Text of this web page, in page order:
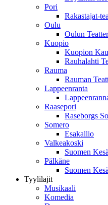
Pori
Rakastajat-
Oulu
Oulun
Kuopio
Kuopion
Rauhalahti
Rauma
Rauman
Lappeenranta
Raasepori
Raseborgs
Somero
Esakallio
Valkeakoski
Suomen
Pälkäne
Suomen
Tyylilajit
Musikaali
Komedia